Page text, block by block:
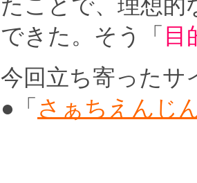
たことで、理想的
できた。そう「 目
今回立ち寄ったサ
●「 さぁちえんじ